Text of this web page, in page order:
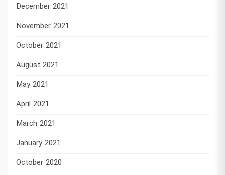
December 2021
November 2021
October 2021
August 2021
May 2021
April 2021
March 2021
January 2021
October 2020